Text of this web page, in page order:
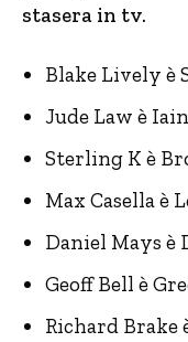
stasera in tv.
Blake Lively è
Jude Law è
Sterling K è
Max Casella è
Daniel Mays è
Geoff Bell è
Richard Brake